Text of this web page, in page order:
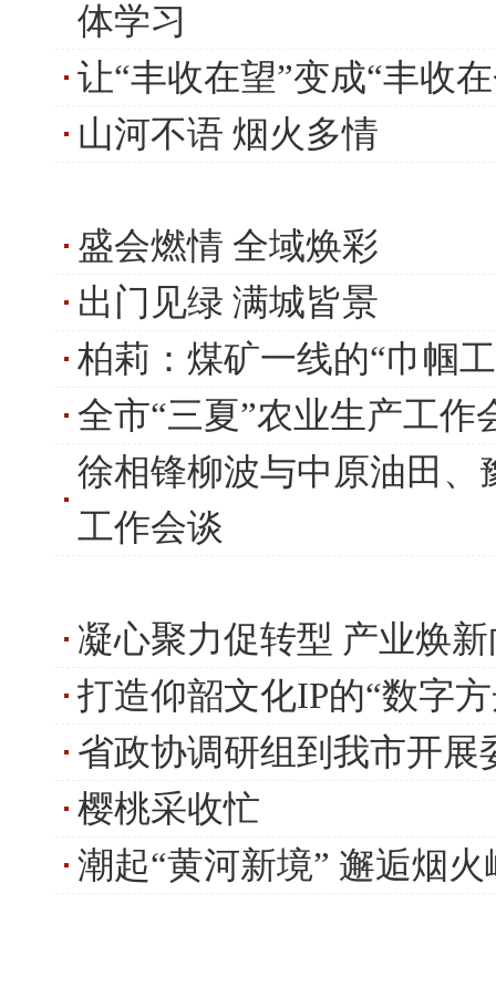
体学习
让“丰收在望”变成“丰收
山河不语 烟火多情
盛会燃情 全域焕彩
出门见绿 满城皆景
柏莉：煤矿一线的“巾帼
全市“三夏”农业生产工作
徐相锋柳波与中原油田、
工作会谈
凝心聚力促转型 产业焕
打造仰韶文化IP的“数字
省政协调研组到我市开展
樱桃采收忙
潮起“黄河新境” 邂逅烟火